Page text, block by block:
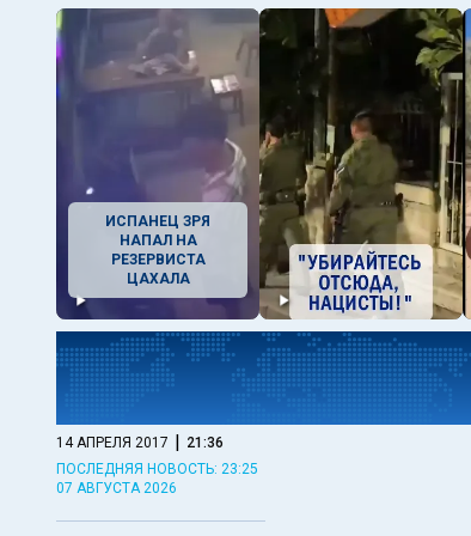
ИСПАНЕЦ ЗРЯ
НАПАЛ НА
РЕЗЕРВИСТА
ЦАХАЛА
14 АПРЕЛЯ 2017 | 21:36
ПОСЛЕДНЯЯ НОВОСТЬ: 23:25
07 АВГУСТА 2026